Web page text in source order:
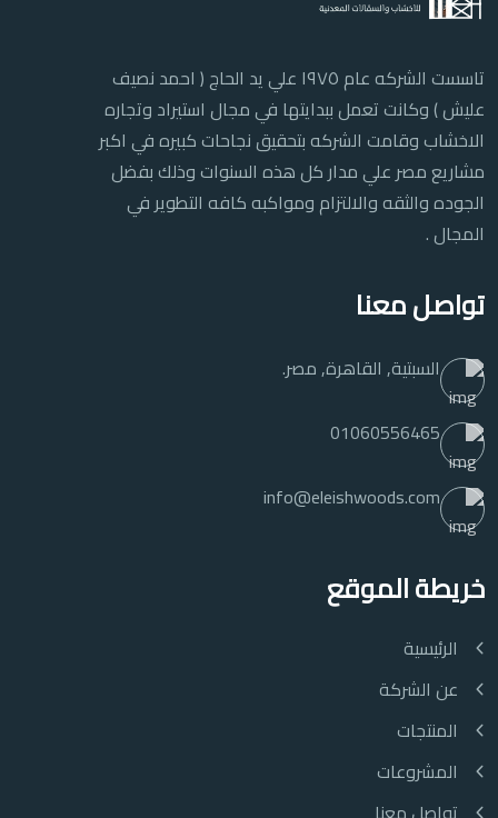
تاسست الشركه عام ١٩٧٥ علي يد الحاج ( احمد نصيف
عليش ) وكانت تعمل ببدايتها في مجال استيراد وتجاره
الاخشاب وقامت الشركه بتحقيق نجاحات كبيره في اكبر
مشاريع مصر علي مدار كل هذه السنوات وذلك بفضل
الجوده والثقه والالتزام ومواكبه كافه التطوير في
المجال .
تواصل معنا
السبتية, القاهرة, مصر.
01060556465
info@eleishwoods.com
خريطة الموقع
الرئيسية
عن الشركة
المنتجات
المشروعات